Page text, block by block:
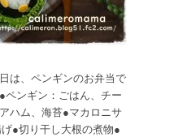
は、ペンギンのお弁当で
ンギン：ごはん、チー
ハム、海苔●マカロニサ
●切り干し大根の煮物●